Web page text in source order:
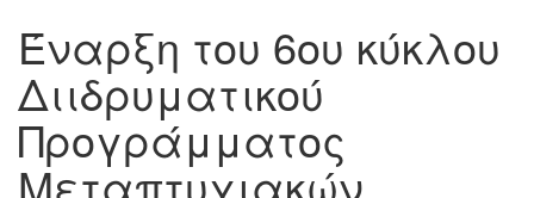
Έναρξη του 6ου κύκλου
Διιδρυματικού
Προγράμματος
Μεταπτυχιακών